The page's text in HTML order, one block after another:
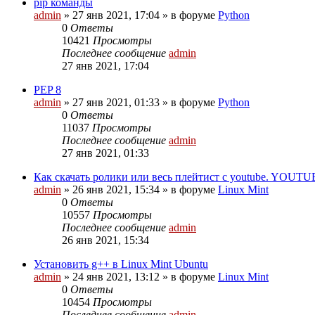
admin » 27 янв 2021, 17:04 » в форуме Python
0 Ответы
10421 Просмотры
Последнее сообщение admin
27 янв 2021, 17:04
PEP 8
admin » 27 янв 2021, 01:33 » в форуме Python
0 Ответы
11037 Просмотры
Последнее сообщение admin
27 янв 2021, 01:33
Как скачать ролики или весь плейтист с youtube.
admin » 26 янв 2021, 15:34 » в форуме Linux Mint
0 Ответы
10557 Просмотры
Последнее сообщение admin
26 янв 2021, 15:34
Установить g++ в Linux Mint Ubuntu
admin » 24 янв 2021, 13:12 » в форуме Linux Mint
0 Ответы
10454 Просмотры